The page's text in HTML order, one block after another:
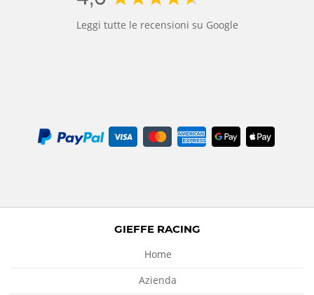
Leggi tutte le recensioni su Google
GIEFFE RACING
Home
Azienda